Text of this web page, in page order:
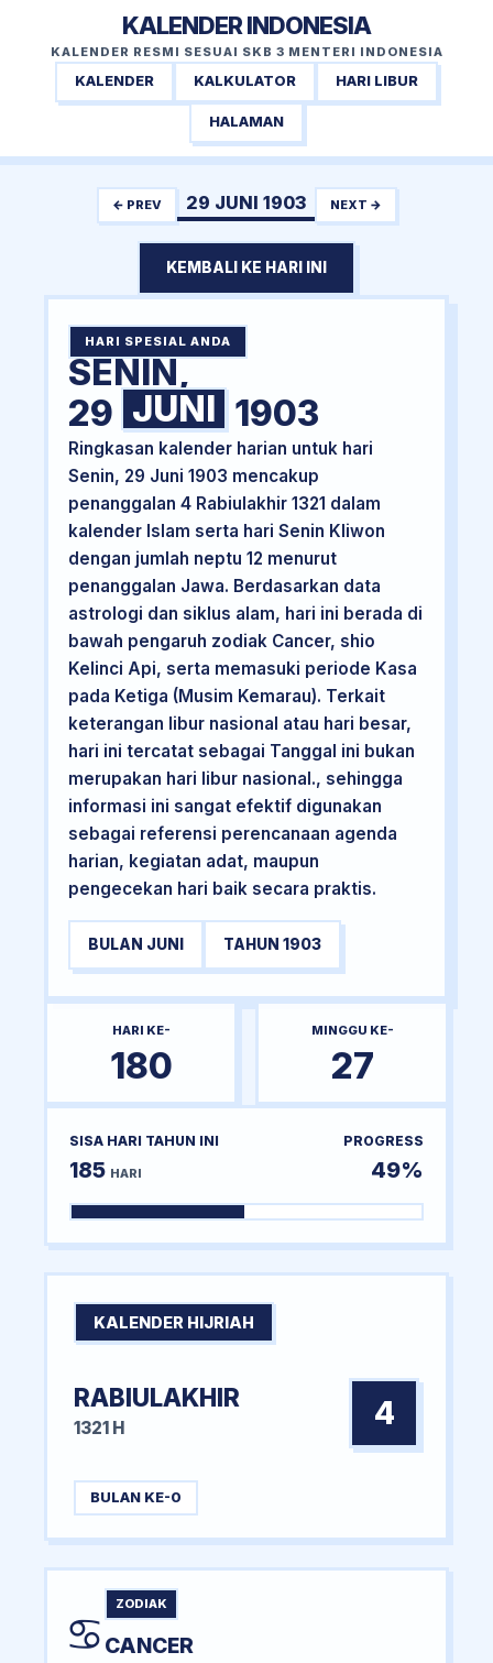
KALENDER INDONESIA
KALENDER RESMI SESUAI SKB 3 MENTERI INDONESIA
KALENDER KALKULATOR HARI LIBUR
HALAMAN
← PREV 29 JUNI 1903 NEXT →
KEMBALI KE HARI INI
HARI SPESIAL ANDA
SENIN,
29 JUNI 1903
Ringkasan kalender harian untuk hari
Senin, 29 Juni 1903 mencakup
penanggalan 4 Rabiulakhir 1321 dalam
kalender Islam serta hari Senin Kliwon
dengan jumlah neptu 12 menurut
penanggalan Jawa. Berdasarkan data
astrologi dan siklus alam, hari ini berada di
bawah pengaruh zodiak Cancer, shio
Kelinci Api, serta memasuki periode Kasa
pada Ketiga (Musim Kemarau). Terkait
keterangan libur nasional atau hari besar,
hari ini tercatat sebagai Tanggal ini bukan
merupakan hari libur nasional., sehingga
informasi ini sangat efektif digunakan
sebagai referensi perencanaan agenda
harian, kegiatan adat, maupun
pengecekan hari baik secara praktis.
BULAN JUNI TAHUN 1903
HARI KE-
180
MINGGU KE-
27
SISA HARI TAHUN INI
185 HARI
PROGRESS
49%
KALENDER HIJRIAH
RABIULAKHIR
1321 H 4
BULAN KE-0
♋
ZODIAK
CANCER